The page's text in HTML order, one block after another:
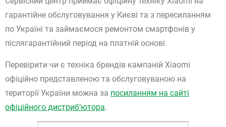
гарантійне обслуговування у Києві та з пересиланням
по Україні та займаємося ремонтом смартфонів у
післягарантійний період на платній основі.
Перевірити чи є техніка брендів кампаній Xiaomi
офіційно представленою та обслуговуваною на
території України можна за посиланням на сайті
офіційного дистриб’ютора.